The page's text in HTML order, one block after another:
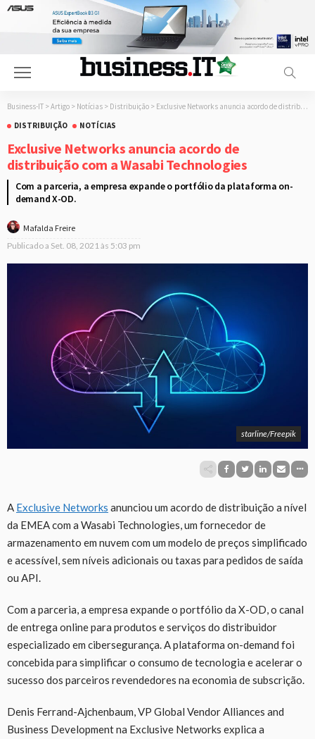
Business-IT > Artigo > Notícias > Distribuição > Exclusive Networks anuncia acordo de distribuição com a Wasabi Technologies
DISTRIBUIÇÃO
NOTÍCIAS
Exclusive Networks anuncia acordo de
distribuição com a Wasabi Technologies
Com a parceria, a empresa expande o portfólio da plataforma on-
demand X-OD.
Mafalda Freire
Publicado a Set. 08, 2021 às 5:03 pm
starline/Freepik
A Exclusive Networks anunciou um acordo de distribuição a nível
da EMEA com a Wasabi Technologies, um fornecedor de
armazenamento em nuvem com um modelo de preços simplificado
e acessível, sem níveis adicionais ou taxas para pedidos de saída
ou API.
Com a parceria, a empresa expande o portfólio da X-OD, o canal
de entrega online para produtos e serviços do distribuidor
especializado em cibersegurança. A plataforma on-demand foi
concebida para simplificar o consumo de tecnologia e acelerar o
sucesso dos parceiros revendedores na economia de subscrição.
Denis Ferrand-Ajchenbaum, VP Global Vendor Alliances and
Business Development na Exclusive Networks explica a